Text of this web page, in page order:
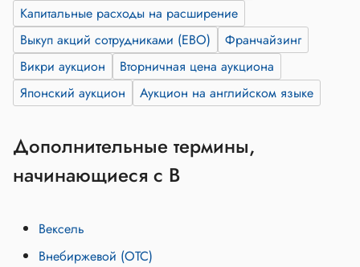
Капитальные расходы на расширение
Выкуп акций сотрудниками (EBO)
Франчайзинг
Викри аукцион
Вторничная цена аукциона
Японский аукцион
Аукцион на английском языке
Дополнительные термины,
начинающиеся с В
Вексель
Внебиржевой (OTC)